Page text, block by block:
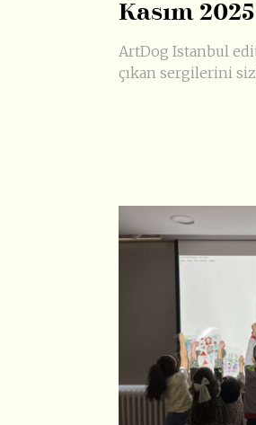
Kasım
ArtDog Istanbul
çıkan sergilerini